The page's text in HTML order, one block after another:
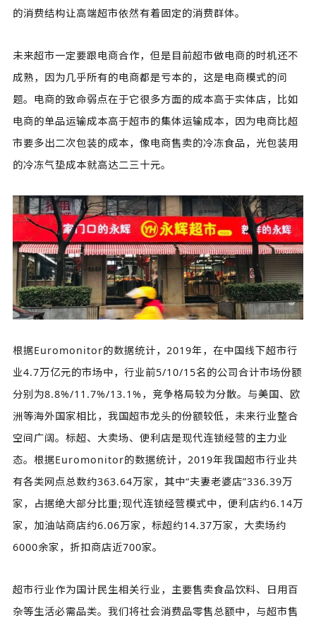
的消费结构让高端超市依然有着固定的消费群体。
未来超市一定要跟电商合作，但是目前超市做电商的时机还不
成熟，因为几乎所有的电商都是亏本的，这是电商模式的问
题。电商的致命弱点在于它很多方面的成本高于实体店，比如
电商的单品运输成本高于超市的集体运输成本，因为电商比超
市要多出二次包装的成本，像电商售卖的冷冻食品，光包装用
的冷冻气垫成本就高达二三十元。
根据Euromonitor的数据统计，2019年，在中国线下超市行
业4.7万亿元的市场中，行业前5/10/15名的公司合计市场份额
分别为8.8%/11.7%/13.1%，竞争格局较为分散。与美国、欧
洲等海外国家相比，我国超市龙头的份额较低，未来行业整合
空间广阔。标超、大卖场、便利店是现代连锁经营的主力业
态。根据Euromonitor的数据统计，2019年我国超市行业共
有各类网点总数约363.64万家，其中“夫妻老婆店”336.39万
家，占据绝大部分比重;现代连锁经营模式中，便利店约6.14万
家，加油站商店约6.06万家，标超约14.37万家，大卖场约
6000余家，折扣商店近700家。
超市行业作为国计民生相关行业，主要售卖食品饮料、日用百
杂等生活必需品类。我们将社会消费品零售总额中，与超市售